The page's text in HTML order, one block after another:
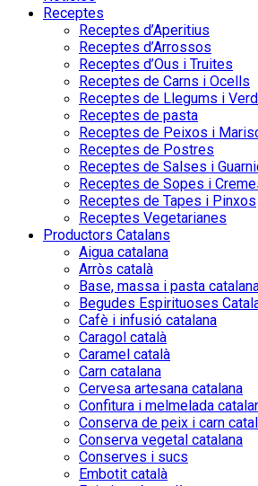
Receptes
Receptes d’Aperitius
Receptes d’Arrossos
Receptes d’Ous i Truites
Receptes de Carns i Ocells
Receptes de Llegums i
Receptes de pasta
Receptes de Peixos i
Receptes de Postres
Receptes de Salses i
Receptes de Sopes i
Receptes de Tapes i Pinxos
Receptes Vegetarianes
Productors Catalans
Aigua catalana
Arròs català
Base, massa i pasta
Begudes Espirituoses
Cafè i infusió catalana
Caragol català
Caramel català
Carn catalana
Cervesa artesana catalana
Confitura i melmelada
Conserva de peix i carn
Conserva vegetal catalana
Conserves i sucs
Embotit català